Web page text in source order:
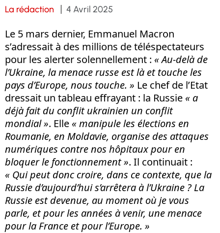
La rédaction 4 Avril 2025
Le 5 mars dernier, Emmanuel Macron
s’adressait à des millions de téléspectateurs
pour les alerter solennellement : « Au-delà de
l’Ukraine, la menace russe est là et touche les
pays d’Europe, nous touche. » Le chef de l’Etat
dressait un tableau effrayant : la Russie « a
déjà fait du conflit ukrainien un conflit
mondial ». Elle « manipule les élections en
Roumanie, en Moldavie, organise des attaques
numériques contre nos hôpitaux pour en
bloquer le fonctionnement ». Il continuait :
« Qui peut donc croire, dans ce contexte, que la
Russie d’aujourd’hui s’arrêtera à l’Ukraine ? La
Russie est devenue, au moment où je vous
parle, et pour les années à venir, une menace
pour la France et pour l’Europe. »